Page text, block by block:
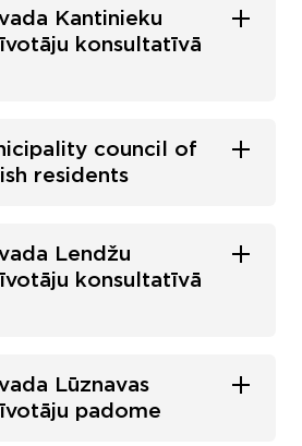
Kantinieku
konsultatīvā
council of
residents
Lendžu
konsultatīvā
Lūznavas
padome